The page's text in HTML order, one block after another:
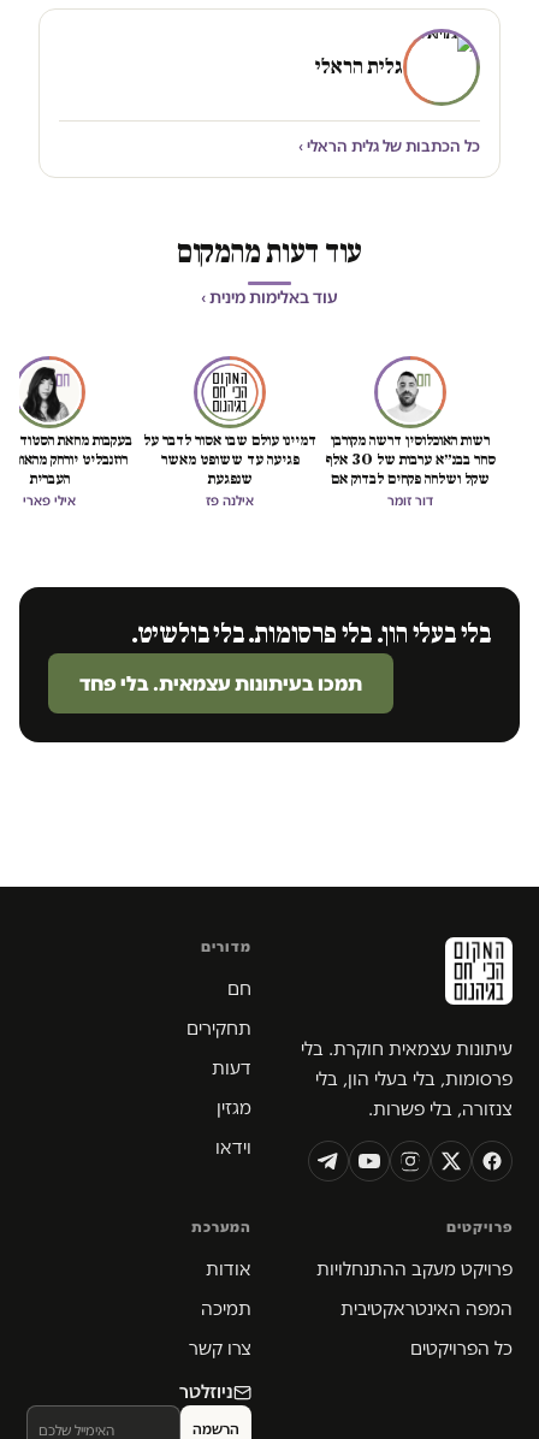
גלית הראלי
כל הכתבות של גלית הראלי ›
עוד דעות מהמקום
עוד באלימות מינית ›
רשות האוכלוסין דרשה מקורבן
סחר בבנ״א ערבות של 30 אלף
שקל ושלחה פקחים לבדוק אם
"חזרה לזנות"
דור זומר
דמיינו עולם שבו אסור לדבר על
פגיעה עד ששופט מאשר
שנפגעת
אילנה פז
בעקבות מחאת
רוזנבליט יורחק
העברית
אילי פארי
בלי בעלי הון. בלי פרסומות. בלי בולשיט.
תמכו בעיתונות עצמאית. בלי פחד
עיתונות עצמאית חוקרת. בלי
פרסומות, בלי בעלי הון, בלי
צנזורה, בלי פשרות.
מדורים
חם
תחקירים
דעות
מגזין
וידאו
פרויקטים
פרויקט מעקב ההתנחלויות
המפה האינטראקטיבית
כל הפרויקטים
המערכת
אודות
תמיכה
צרו קשר
ניוזלטר